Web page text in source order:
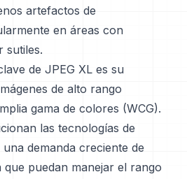
artefactos de
en áreas con
sutiles.
de JPEG XL es su
de alto rango
gama de colores (WCG).
las tecnologías de
demanda creciente de
puedan manejar el rango